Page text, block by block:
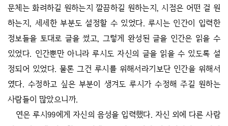
문체는 화려하길 원하는지 깔끔하길 원하는지, 시점은 어떤 걸 원
하는지, 세세한 부분도 설정할 수 있었다. 루시는 인간이 입력한
정보들을 토대로 글을 썼고, 그렇게 완성된 글을 인간은 읽을 수
있었다. 인간뿐만 아니라 루시도 자신의 글을 읽을 수 있도록 설
정되어 있었다. 물론 그건 루시를 위해서라기보단 인간을 위해서
였다. 수정하고 싶은 부분이 생겨도 루시가 수정해 주길 원하는
사람들이 많았으니까.
연은 루시99에게 자신의 음성을 입력했다. 자신 외에 다른 사람